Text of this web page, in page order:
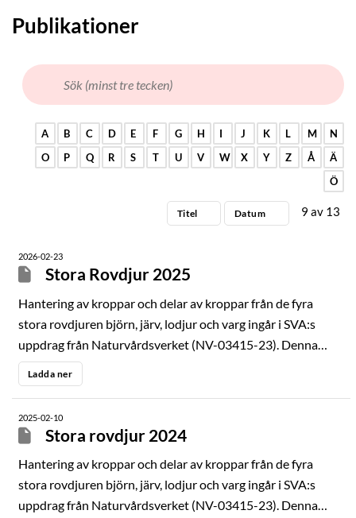
Publikationer
A B C D E F G H I J K L M
N
O
P Q R S T U V W X Y Z Å
Ä
Ö
Titel Datum 9 av 13
2026-02-23
Stora Rovdjur 2025
Hantering av kroppar och delar av kroppar från de fyra
stora rovdjuren björn, järv, lodjur och varg ingår i SVA:s
uppdrag från Naturvårdsverket (NV-03415-23). Denna
årsrapport redovisar resultat från de aktiviteter som
utförts inom detta uppdrag under 2025. Viltsektionen
ansvarar för hantering och sammanställning av prover
samt data från döda stora rovdjur. Rapporten har en
sammanfattande del varefter resultat från respektive
djurslag presenteras
Ladda ner
2025-02-10
Stora rovdjur 2024
Hantering av kroppar och delar av kroppar från de fyra
stora rovdjuren björn, järv, lodjur och varg ingår i SVA:s
uppdrag från Naturvårdsverket (NV-03415-23). Denna